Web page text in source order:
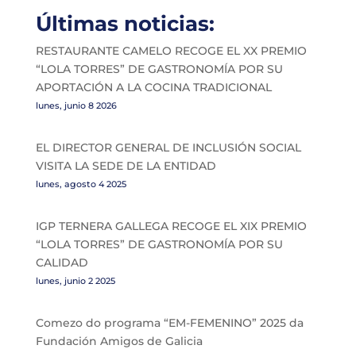
Últimas noticias:
RESTAURANTE CAMELO RECOGE EL XX PREMIO
“LOLA TORRES” DE GASTRONOMÍA POR SU
APORTACIÓN A LA COCINA TRADICIONAL
lunes, junio 8 2026
EL DIRECTOR GENERAL DE INCLUSIÓN SOCIAL
VISITA LA SEDE DE LA ENTIDAD
lunes, agosto 4 2025
IGP TERNERA GALLEGA RECOGE EL XIX PREMIO
“LOLA TORRES” DE GASTRONOMÍA POR SU
CALIDAD
lunes, junio 2 2025
Comezo do programa “EM-FEMENINO” 2025 da
Fundación Amigos de Galicia